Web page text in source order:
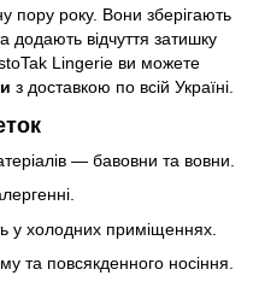
пору року. Вони зберігають
додають відчуття затишку
Lingerie ви можете
з доставкою по всій Україні.
— бавовни та вовни.
у холодних приміщеннях.
та повсякденного носіння.